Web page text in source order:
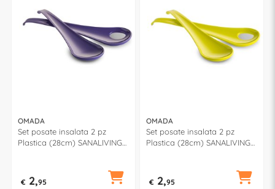
OMADA
Set posate insalata 2 pz
Plastica (28cm) SANALIVING
€ 2,95
OMADA
Set posate insalata 2 pz
Plastica (28cm) SANALIVING
€ 2,95